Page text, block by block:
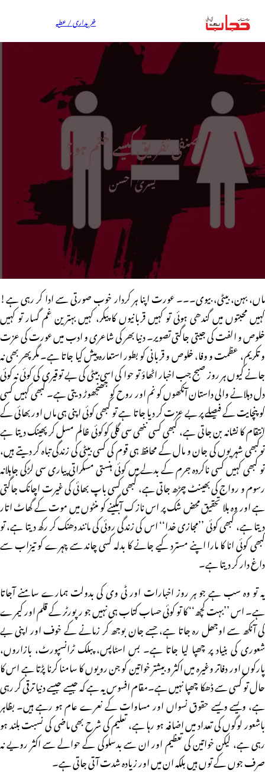
خریداری / عطیہ
صنفی تفریق کیسے ختم ہو؟
یسریٰ احسن
ماں، بہن، بیٹی، بیوی۔۔۔ عورت اپنا ہر کردار خوب صورتی سے ادا کر رہی ہے!
کہیں محبتوں میں گندھی ہوئی تو کہیں قربانیوں کا پیکر، کہیں بہترین غم گسار تو کہیں
خلوص و الفت کی جیتی جاگتی تصویر۔ دنیا بھر کی شاعری و ادب میں عورت کی عزت
و تکریم، عظمت و وفا، خلوص و قربانی کو بطور استعارہ پیش کیا جاتا ہے۔ مگر پھر بھی نہ
جانے کیوں ہر روز صبح جب اخبار اٹھاؤ تو حوا کی اسی بیٹی کی بے توقیری کی کوئی نہ کوئی
دل دہلانے والی داستان آنکھوں کو نم اور روح کو جھنجھوڑ دیتی ہے۔ کبھی کہیں کسی
کو پنچایت کے فیصلے پر بے عزت کر دیا جاتا ہے تو کبھی کوئی اپنی ہی ماں اور بھائی کے
انتقام کا نشانہ بن جاتی ہے، کبھی کسی ننھی سی گلی کوکوئی ظالم مسل کر پھینک دیتا ہے
توکبھی شہریوں کی جان و مال کے محافظ ہی قوم کی کسی بیٹی کی زندگی تباہ کر دیتے ہیں،
تو کبھی کہیں کسی ناکردہ جرم کے بدلے میں کوئی ہنستی مسکراتی پیاری سی لڑکی جاہلانہ
رسوم و رواج کی بھینٹ چڑھ جاتی ہے، کبھی کسی باپ بھائی کی غیرت اچانک جاگتی
ہے اور وہ بلا تحقیق محض شک پر اس نازک آبگینے کو منٹوں میں موت کے گھاٹ اتار
دیتا ہے، کبھی کوئی ’’مجازی خدا‘‘ اس کی زندگی روئی کی مانند دھنک کر رکھ دیتا ہے، تو
کبھی کوئی انا کا مارا اپنے مسترد کیے جانے کا بدلہ کسی چاند سے چہرے کو تیزاب سے
داغ دار کر دیتا ہے۔
یہ تو وہ سب ہے جو ہر روز اخبارات اور ٹی وی کی بدولت ہمارے سامنے آجاتا
ہے۔ اس ’’بہت کچھ‘‘ کا تو کوئی حساب کتاب ہی نہیں جو رپورٹر کے قلم اور کیمرے
کی آنکھ سے اوجھل رہ جاتا ہے، جسے جان بوجھ کر زمانے کے خوف اور اپنی بے
شعوری کی بنیاد پر چھپا لیا جاتا ہے۔ بس اسٹاپس، پبلک ٹرانسپورٹ، بازاروں،
پارکوں اور دفاتر وغیرہ میں اکثر و بیشتر خواتین کو جن رویوں کا سامنا کرنا پڑتا ہے اس کا
حال تو کسی سے ڈھکا چھپا نہیں ہے۔مقام افسوس یہ ہے کہ جیسے جیسے دنیا ترقی کر رہی
ہے، ویسے ویسے حقوق نسواں اور مساوات کے نعرے عام ہو رہے ہیں۔ بظاہر
باشعور لوگوں کی تعداد میں اضافہ ہو رہا ہے، تعلیم کی شرح بھی ماضی کی نسبت بلند ہو
رہی ہے، لیکن خواتین کی تعظیم اور ان سے بدسلوکی کے حوالے سے اکثر رویے نہ
صرف جوں کے توں ہیں بلکہ ان میں اور زیادہ شدت آتی جاتی ہے۔